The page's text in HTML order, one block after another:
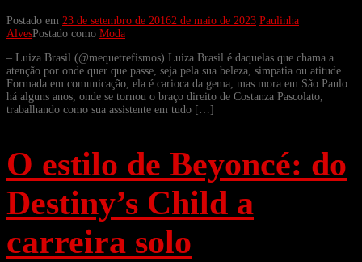
Postado em 23 de setembro de 20162 de maio de 2023 Paulinha
AlvesPostado como Moda
– Luiza Brasil (@mequetrefismos) Luiza Brasil é daquelas que chama a
atenção por onde quer que passe, seja pela sua beleza, simpatia ou atitude.
Formada em comunicação, ela é carioca da gema, mas mora em São Paulo
há alguns anos, onde se tornou o braço direito de Costanza Pascolato,
trabalhando como sua assistente em tudo […]
O estilo de Beyoncé: do
Destiny’s Child a
carreira solo